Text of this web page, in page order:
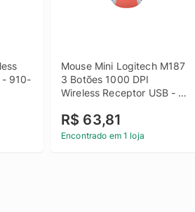
- 910-
Mouse Mini Logitech M187
3 Botões 1000 DPI
Wireless Receptor USB -
R$ 63,81
Encontrado em 1 loja